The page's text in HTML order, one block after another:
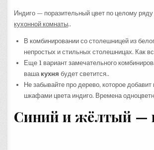
Индиго — поразительный цвет по целому
кухонной комнаты..
В комбинировании со столешницей из
непростых и стильных столешницах. Как
Еще 1 вариант замечательного
ваша кухня будет светится..
Не забывайте про дерево, которое
шкафами цвета индиго. Времена
Синий и жёлтый —